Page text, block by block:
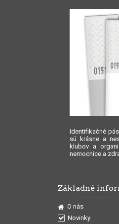
Identifikačné
sú krásne a
klubov a
nemocnice a
Základné
O nás
Novinky